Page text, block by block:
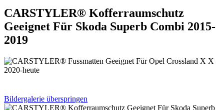
CARSTYLER® Kofferraumschutz
Geeignet Für Skoda Superb Combi 2015-
2019
Bildergalerie überspringen